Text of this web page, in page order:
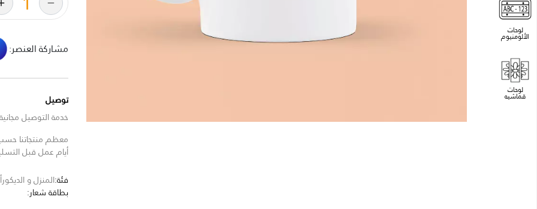
لوحات
الألومنيوم
لوحات
قماشيه
مشاركة العنصر:
توصيل
خدمة التوصيل مجانية
معظم منتجاتنا
أيام عمل قبل
فئة:المنزل و الديكور
بطاقة شعار: